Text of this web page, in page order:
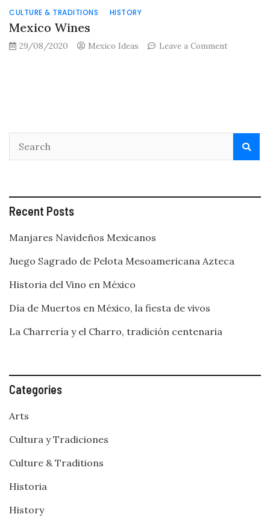
CULTURE & TRADITIONS HISTORY
Mexico Wines
29/08/2020 Mexico Ideas Leave a Commenton
Recent Posts
Manjares Navideños Mexicanos
Juego Sagrado de Pelota Mesoamericana Azteca
Historia del Vino en México
Día de Muertos en México, la fiesta de vivos
La Charrería y el Charro, tradición centenaria
Categories
Arts
Cultura y Tradiciones
Culture & Traditions
Historia
History